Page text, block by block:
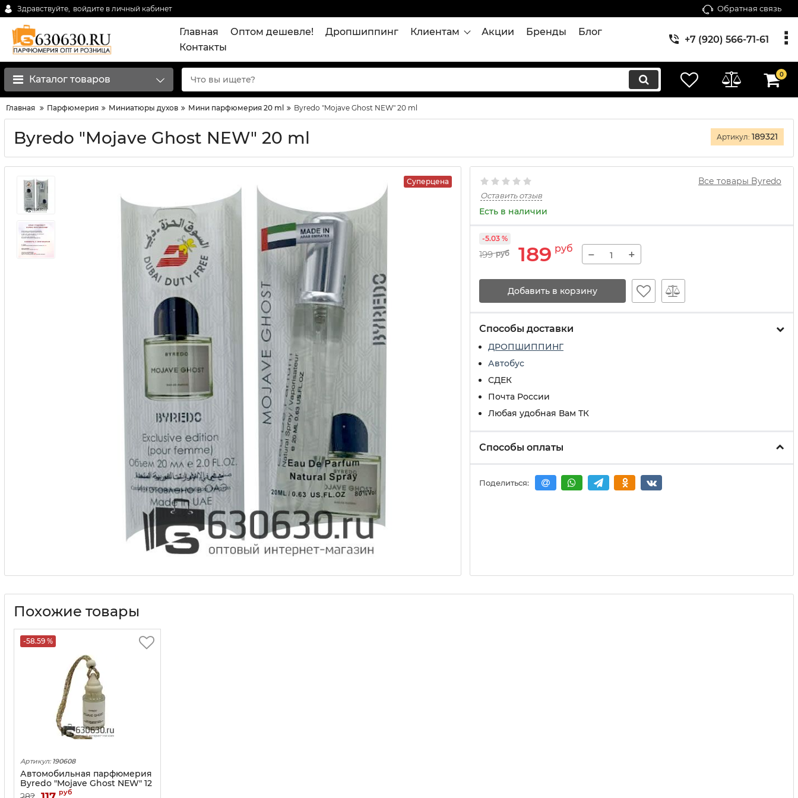
Здравствуйте, войдите в личный кабинет Обратная связь
Главная Оптом дешевле! Дропшиппинг Клиентам Акции Бренды
Блог
Контакты
+7 (920) 566-71-61
Каталог товаров 0
Главная Парфюмерия Миниатюры духов Мини парфюмерия 20 ml Byredо "Mojave Ghost NEW" 20 ml
Byredо "Mojave Ghost NEW" 20 ml Артикул: 189321
Суперцена Все товары Byredo
Оставить отзыв
Есть в наличии
199 руб 189 руб
-5.03 %
− +
Добавить в корзину
Способы доставки
ДРОПШИППИНГ
Автобус
СДЕК
Почта России
Любая удобная Вам ТК
Способы оплаты
Поделиться:
Похожие товары
-58.59 %
Артикул: 190608
Автомобильная парфюмерия
Byredо "Mojave Ghost NEW" 12
ml
руб